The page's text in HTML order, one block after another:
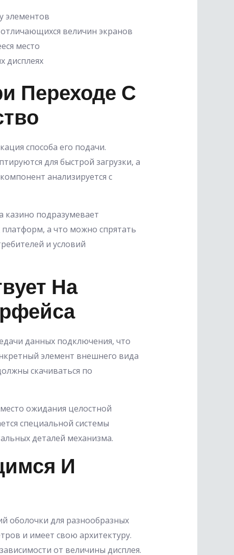
элементов
величин экранов
место
дисплеях
Переходе С
способа его подачи.
для быстрой загрузки, а
анализируется с
подразумевает
а что можно спрятать
и условий
На
данных подключения, что
элемент внешнего вида
скачиваться по
ожидания целостной
специальной системы
деталей механизма.
И
оболочки для разнообразных
и имеет свою архитектуру.
от величины дисплея.